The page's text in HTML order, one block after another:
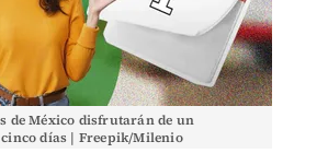
de México disfrutarán de un
cinco días | Freepik/Milenio